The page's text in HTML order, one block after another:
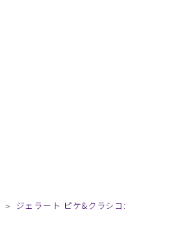
ジェラート ピケ&クラシコ: